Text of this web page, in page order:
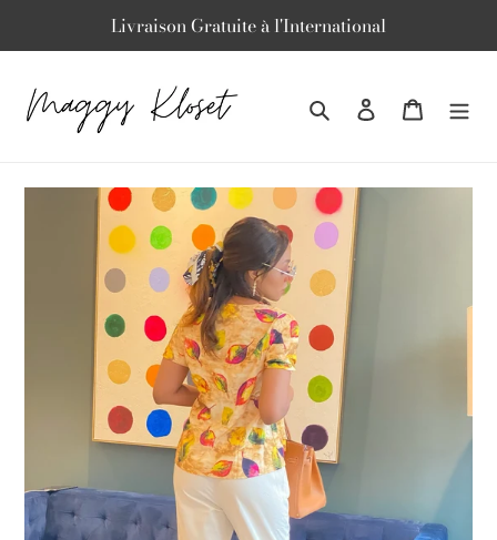
au
Livraison Gratuite à l'International
RechercherSe connecter
Panier